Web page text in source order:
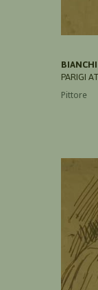
PARIGI
Pittore